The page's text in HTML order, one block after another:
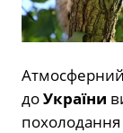
доУкраїни
похолодання